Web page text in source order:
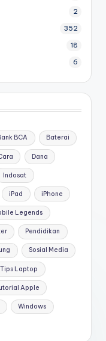
2
352
18
6
BCA Baterai
Dana
Indosat
iPad iPhone
Legends
Pendidikan
Sosial Media
Tips Laptop
Apple
Windows